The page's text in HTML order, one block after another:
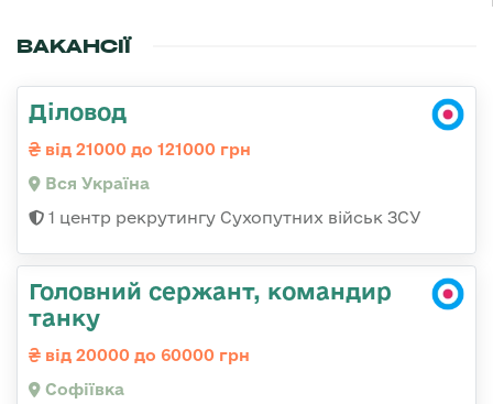
ВАКАНСІЇ
Діловод
від 21000 до 121000 грн
Вся Україна
1 центр рекрутингу Сухопутних військ ЗСУ
Головний сержант, командир
танку
від 20000 до 60000 грн
Софіївка